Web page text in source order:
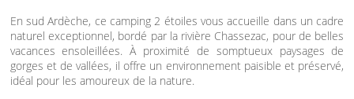
En sud Ardèche, ce camping 2 étoiles vous accueille dans un cadre
naturel exceptionnel, bordé par la rivière Chassezac, pour de belles
vacances ensoleillées. À proximité de somptueux paysages de
gorges et de vallées, il offre un environnement paisible et préservé,
idéal pour les amoureux de la nature.